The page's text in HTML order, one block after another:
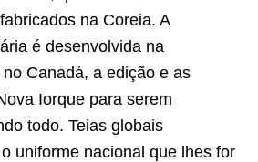
na Coreia. A
é desenvolvida na
Canadá, a edição e as
Iorque para serem
todo. Teias globais
uniforme nacional que lhes for